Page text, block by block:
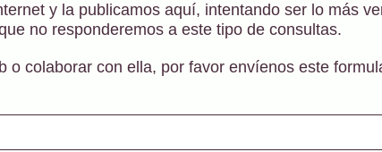
y la publicamos aquí, intentando ser lo más
no responderemos a este tipo de consultas.
colaborar con ella, por favor envíenos este